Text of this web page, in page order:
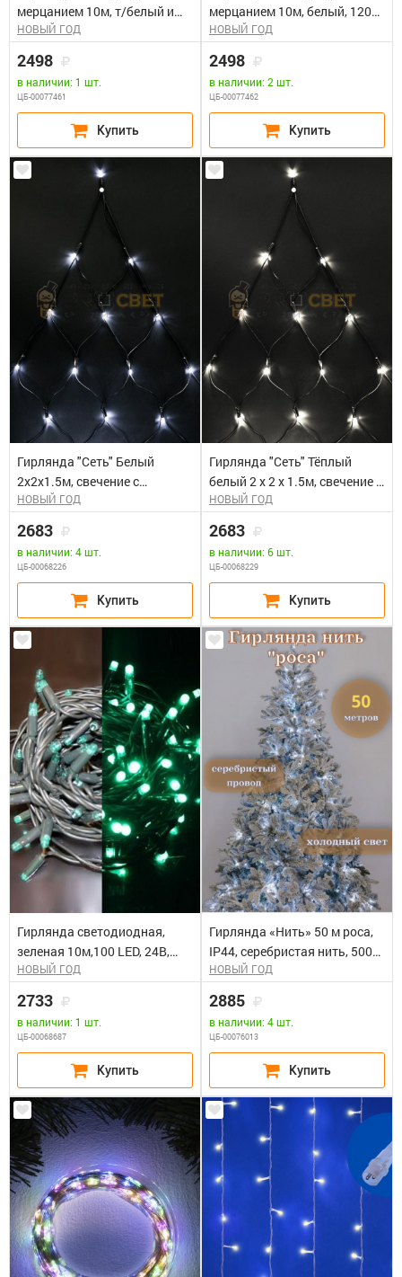
мерцанием 10м, т/белый и
белый, 120 светодиодов,
IP67,провод черный ULD-
S10000-120/TBK
НОВЫЙ ГОД
2498
в наличии: 1 шт.
ЦБ-00077461
мерцанием 10м, белый, 120
светодиодов, IP67,провод
черный ULD-S10000-120/TBK
НОВЫЙ ГОД
2498
в наличии: 2 шт.
ЦБ-00077462
Гирлянда "Сеть" Белый
2х2х1.5м, свечение с
динамикой, черный ПВХ, 136
LED
НОВЫЙ ГОД
2683
в наличии: 4 шт.
ЦБ-00068226
Гирлянда "Сеть" Тёплый
белый 2 х 2 х 1.5м, свечение с
динамикой, черный ПВХ,
136LED
НОВЫЙ ГОД
2683
в наличии: 6 шт.
ЦБ-00068229
Гирлянда светодиодная,
зеленая 10м,100 LED, 24В,
соединяемая, зеленая,
зеленый резиновый провод
Rich LED (подключается ч/з
трансформаторы
68691,68690)
НОВЫЙ ГОД
2733
в наличии: 1 шт.
ЦБ-00068687
Гирлянда «Нить» 50 м роса,
IP44, серебристая нить, 500
LED, свечение белое, 8
режимов, 31 В 9225707
НОВЫЙ ГОД
2885
в наличии: 4 шт.
ЦБ-00076013